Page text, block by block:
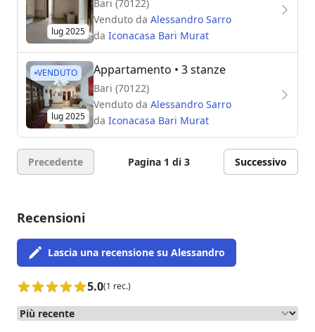
lug 2025
Bari (70122)
Venduto da Alessandro Sarro
da Iconacasa Bari Murat
VENDUTO
lug 2025
Appartamento • 3 stanze
Bari (70122)
Venduto da Alessandro Sarro
da Iconacasa Bari Murat
Precedente Pagina 1 di 3 Successivo
Recensioni
Lascia una recensione su Alessandro
5.0(1 rec.)